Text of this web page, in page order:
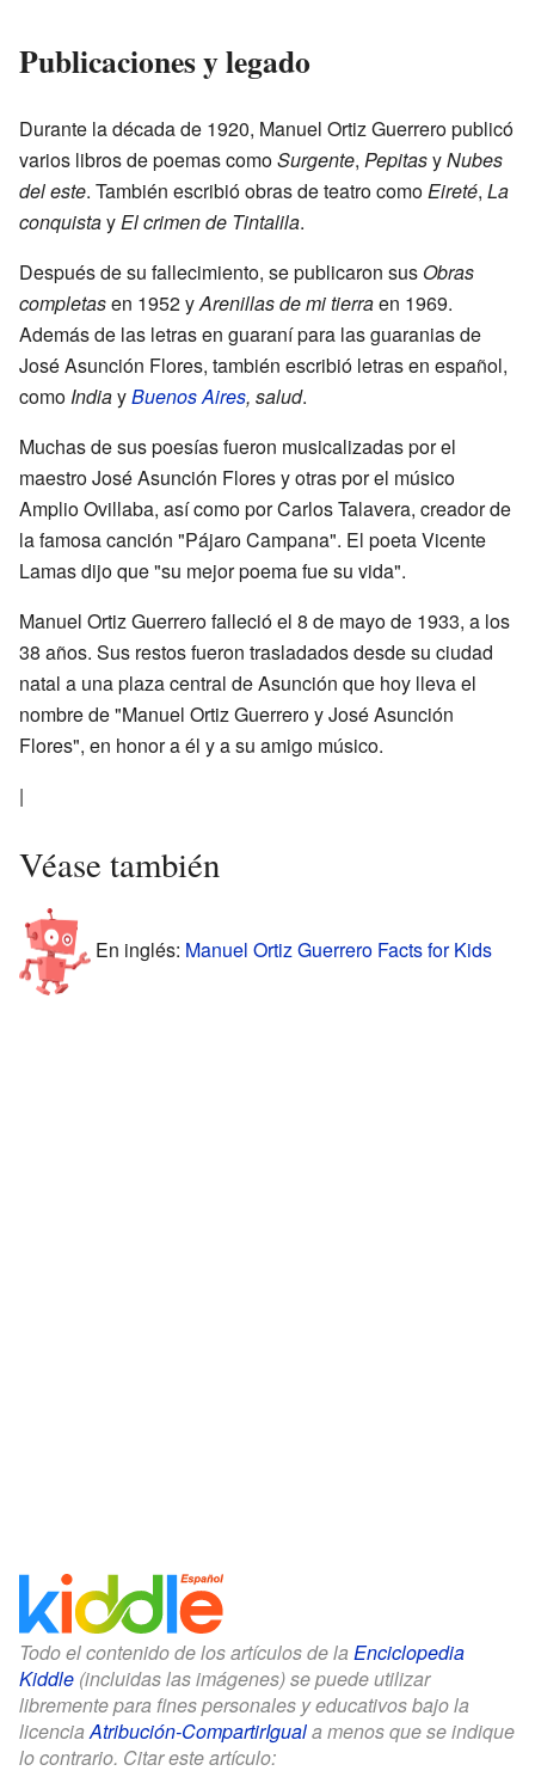
Publicaciones y legado
Durante la década de 1920, Manuel Ortiz Guerrero publicó
varios libros de poemas comoSurgente, PepitasyNubes
del este. También escribió obras de teatro comoEireté, La
conquistayEl crimen de Tintalila.
Después de su fallecimiento, se publicaron sus Obras
completasen 1952 yArenillas de mi tierraen 1969.
Además de las letras en guaraní para las guaranias de
José Asunción Flores, también escribió letras en español,
como IndiayBuenos Aires, salud.
Muchas de sus poesías fueron musicalizadas por el
maestro José Asunción Flores y otras por el músico
Amplio Ovillaba, así como por Carlos Talavera, creador de
la famosa canción "Pájaro Campana". El poeta Vicente
Lamas dijo que "su mejor poema fue su vida".
Manuel Ortiz Guerrero falleció el 8 de mayo de 1933, a los
38 años. Sus restos fueron trasladados desde su ciudad
natal a una plaza central de Asunción que hoy lleva el
nombre de "Manuel Ortiz Guerrero y José Asunción
Flores", en honor a él y a su amigo músico.
|
Véase también
En inglés: Manuel Ortiz Guerrero Facts for Kids
Todo el contenido de los artículos de la Enciclopedia
Kiddle (incluidas las imágenes) se puede utilizar
libremente para fines personales y educativos bajo la
licenciaAtribución-CompartirIguala menos que se indique
lo contrario. Citar este artículo: